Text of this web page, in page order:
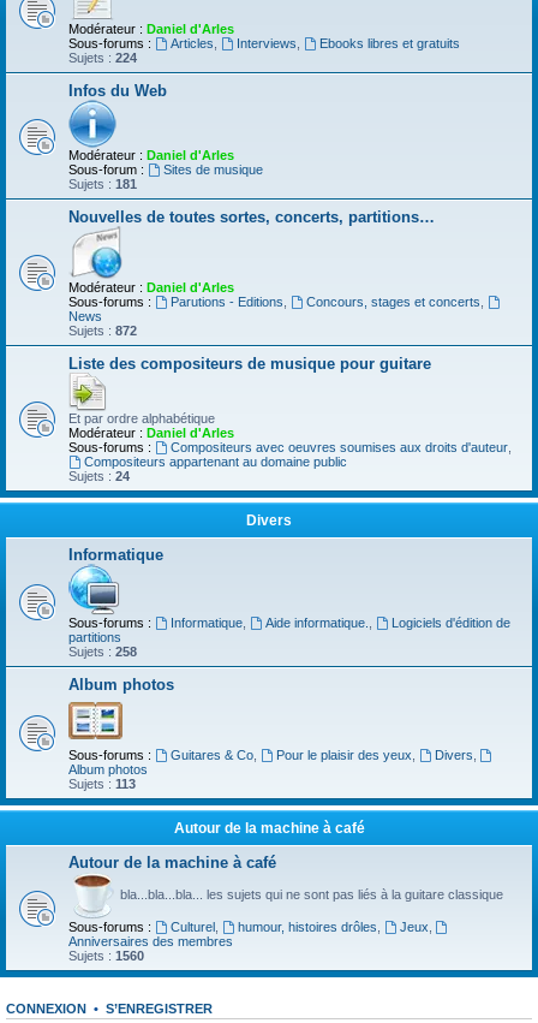
Modérateur : Daniel d'Arles
Sous-forums :
Articles Interviews
Ebooks libres et gratuits
Sujets : 224
Infos du Web
Modérateur : Daniel d'Arles
Sous-forum :
Sites de musique
Sujets : 181
Nouvelles de toutes sortes, concerts, partitions…
Modérateur : Daniel d'Arles
Sous-forums :
Parutions - Editions Concours, stages et concerts
News
Sujets : 872
Liste des compositeurs de musique pour guitare
Et par ordre alphabétique
Modérateur : Daniel d'Arles
Sous-forums :
Compositeurs avec oeuvres soumises aux droits d'auteur,
Compositeurs appartenant au domaine public
Sujets : 24
Divers
Informatique
Sous-forums : Informatique, Aide informatique.
Logiciels d'édition de
partitions
Sujets : 258
Album photos
Sous-forums : Guitares & Co, Pour le plaisir des yeux Divers
Album photos
Sujets : 113
Autour de la machine à café
Autour de la machine à café
bla...bla...bla... les sujets qui ne sont pas liés à la guitare classique
Sous-forums : Culturel, humour, histoires drôles Jeux
Anniversaires des membres
Sujets : 1560
CONNEXION • S’ENREGISTRER